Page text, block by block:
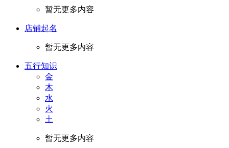
暂无更多内容
店铺起名
暂无更多内容
五行知识
金
木
水
火
土
暂无更多内容